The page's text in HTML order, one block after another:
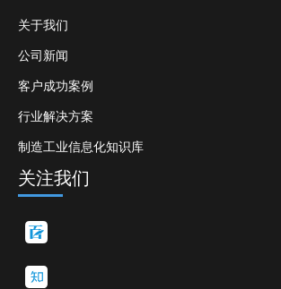
关于我们
公司新闻
客户成功案例
行业解决方案
制造工业信息化知识库
关注我们